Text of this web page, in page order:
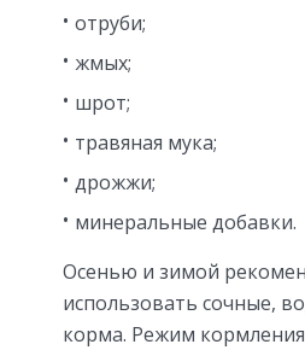
отруби;
жмых;
шрот;
травяная мука;
дрожжи;
минеральные добавки.
Осенью и зимой
использовать сочные,
корма. Режим